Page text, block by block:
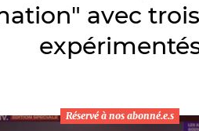
avec
Réservé à nos abonné.e.s